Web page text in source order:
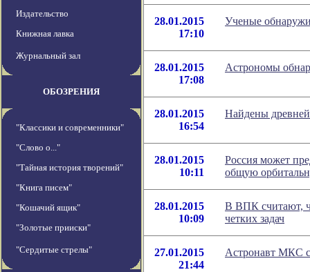
Издательство
Книжная лавка
Журнальный зал
ОБОЗРЕНИЯ
"Классики и современники"
"Слово о..."
"Тайная история творений"
"Книга писем"
"Кошачий ящик"
"Золотые прииски"
"Сердитые стрелы"
28.01.2015
17:10
Ученые
28.01.2015
17:08
Астрономы
28.01.2015
16:54
Найдены
28.01.2015
10:11
Россия может
общую
28.01.2015
10:09
В ВПК считают,
четких задач
27.01.2015
21:44
Астронавт МКС